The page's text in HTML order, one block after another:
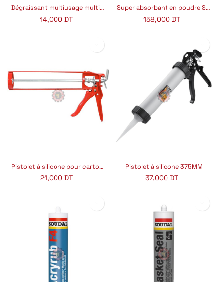
Dégraissant multiusage multiclean 1L
14,000 DT
Super absorbant en poudre SNOW FAREN
158,000 DT
Pistolet à silicone pour cartouches 310 ml 9''
21,000DT
Pistolet à silicone 375MM
37,000 DT